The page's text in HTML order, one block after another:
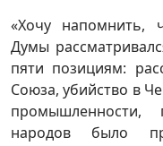
«Хочу напомнить,
Думы
пяти позициям:
Союза, убийство в
промышленности,
народов было